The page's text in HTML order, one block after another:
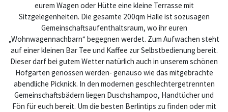
eurem Wagen oder Hütte eine kleine Terrasse mit
Sitzgelegenheiten. Die gesamte 200qm Halle ist sozusagen
Gemeinschaftsaufenthaltsraum, wo ihr euren
„Wohnwagennachbarn“ begegnen werdet. Zum Aufwachen steht
auf einer kleinen Bar Tee und Kaffee zur Selbstbedienung bereit.
Dieser darf bei gutem Wetter natürlich auch in unserem schönen
Hofgarten genossen werden- genauso wie das mitgebrachte
abendliche Picknick. In den modernen geschlechtergetrennten
Gemeinschaftsbädern liegen Duschshampoo, Handtücher und
Fön für euch bereit. Um die besten Berlintips zu finden oder mit